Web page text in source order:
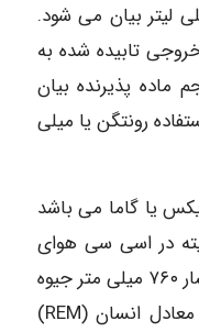
لیتر بیان می شود.
تابیده شده به
پذیرنده بیان
رونتگن یا میلی
یا گاما می باشد
در اسی سی هوای
خشک در صفر درجه سانتیگراد و فشار ۷۶۰ میلی متر جیوه
تولید می کند. همچنین ۱ رونتگن معادل انسان (REM)